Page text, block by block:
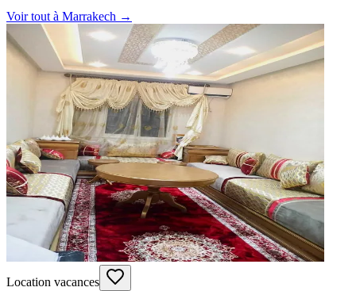
Voir tout à Marrakech →
Location vacances